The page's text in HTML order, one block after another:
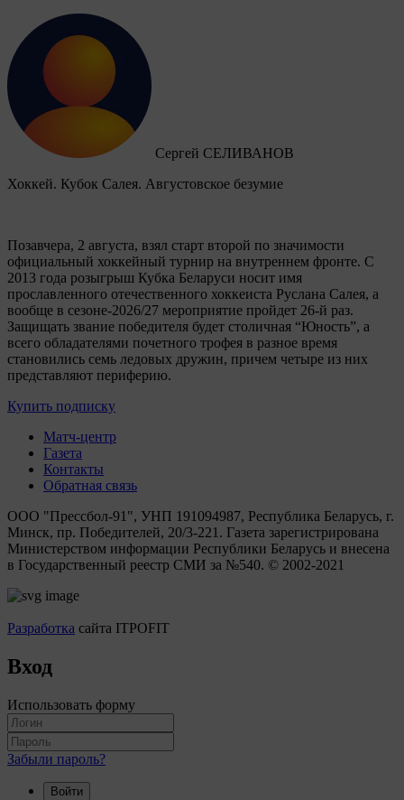
Сергей СЕЛИВАНОВ
Хоккей. Кубок Салея. Августовское безумие
Позавчера, 2 августа, взял старт второй по значимости
официальный хоккейный турнир на внутреннем фронте. C
2013 года розыгрыш Кубка Беларуси носит имя
прославленного отечественного хоккеиста Руслана Салея, а
вообще в сезоне-2026/27 мероприятие пройдет 26-й раз.
Защищать звание победителя будет столичная “Юность”, а
всего обладателями почетного трофея в разное время
становились семь ледовых дружин, причем четыре из них
представляют периферию.
Купить подписку
Матч-центр
Газета
Контакты
Обратная связь
ООО "Прессбол-91", УНП 191094987, Республика Беларусь, г.
Минск, пр. Победителей, 20/3-221. Газета зарегистрирована
Министерством информации Республики Беларусь и внесена
в Государственный реестр СМИ за №540. © 2002-2021
Разработка сайта ITPOFIT
Вход
Использовать форму
Забыли пароль?
Войти